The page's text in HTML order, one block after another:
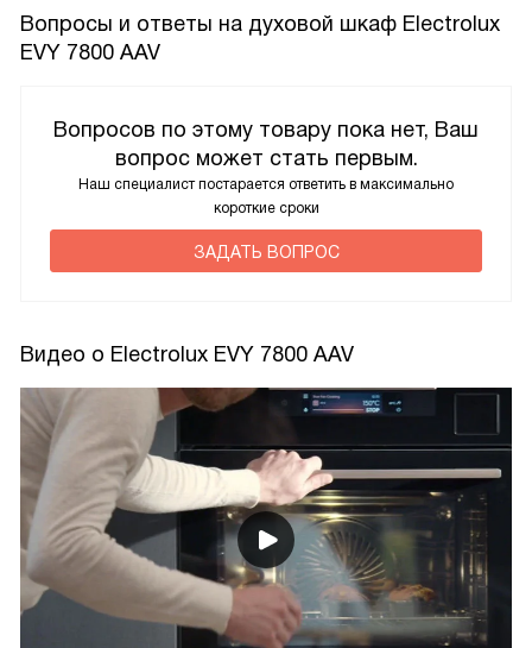
Вопросы и ответы на духовой шкаф Electrolux
EVY 7800 AAV
Вопросов по этому товару пока нет, Ваш
вопрос может стать первым.
Наш специалист постарается ответить в максимально
короткие сроки
ЗАДАТЬ ВОПРОС
Видео о Electrolux EVY 7800 AAV